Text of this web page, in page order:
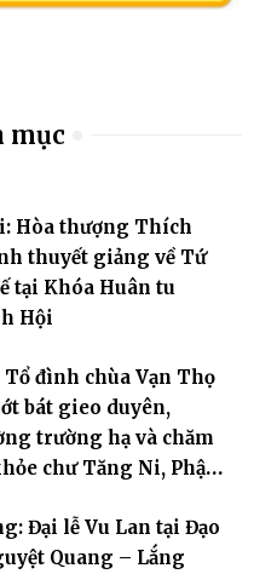
mục
Hòa thượng Thích
thuyết giảng về Tứ
tại Khóa Huân tu
Hội
Tổ đình chùa Vạn Thọ
bát gieo duyên,
trường hạ và chăm
chư Tăng Ni, Phật
Đại lễ Vu Lan tại Đạo
Quang – Lắng